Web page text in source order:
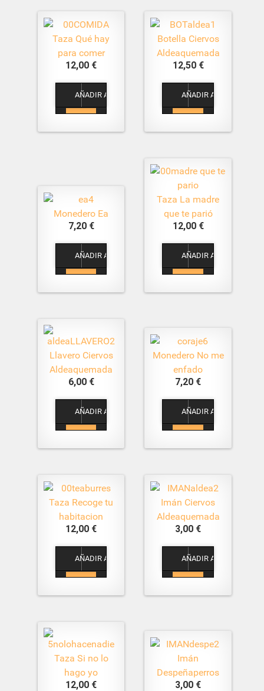
Taza Qué hay
para comer
12,00 €
1
Botella Ciervos
Aldeaquemada
12,50 €
1
Monedero Ea
7,20 €
1
Taza La madre
que te parió
12,00 €
1
Llavero Ciervos
Aldeaquemada
6,00 €
1
Monedero No me
enfado
7,20 €
1
Taza Recoge tu
habitacion
12,00 €
1
Imán Ciervos
Aldeaquemada
3,00 €
1
Taza Si no lo
hago yo
12,00 €
Imán
Despeñaperros
3,00 €